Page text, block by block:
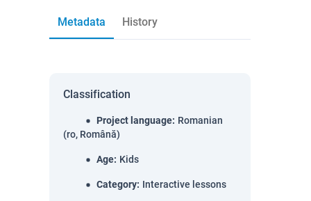
Metadata History
Classification
Project language: Romanian
(ro, Română)
Age: Kids
Category: Interactive lessons